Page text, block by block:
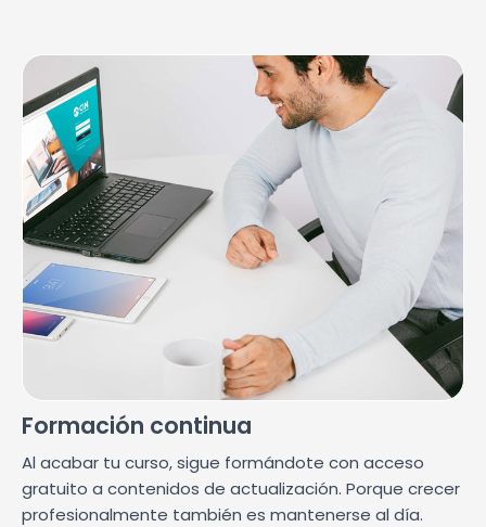
Formación continua
Al acabar tu curso, sigue formándote con acceso
gratuito a contenidos de actualización. Porque crecer
profesionalmente también es mantenerse al día.